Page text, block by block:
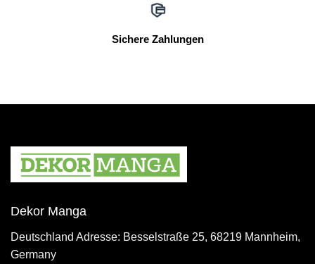
Sichere Zahlungen
Dekor Manga
Deutschland Adresse: Besselstraße 25, 68219 Mannheim,
Germany